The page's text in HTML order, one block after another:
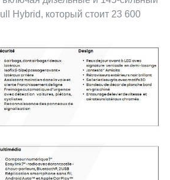
Hybrid, который стоит 23 600